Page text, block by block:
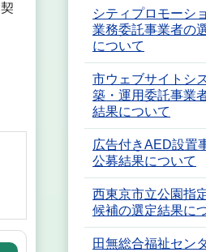
シティプロモーシ
業務委託事業者の
について
市ウェブサイトシ
築・運用委託事業
結果について
広告付きAED設置
公募結果について
西東京市立公園指
候補の選定結果に
田無総合福祉セン